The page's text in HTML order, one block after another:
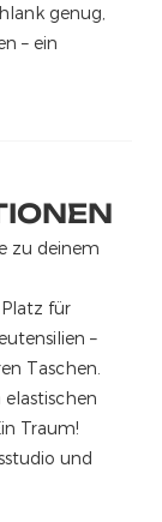
genug,
– ein
zu deinem
für
–
Taschen.
Traum!
und